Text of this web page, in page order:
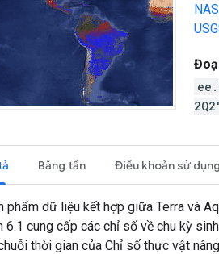
Băng tần Điều khoản sử dụng
phẩm dữ liệu kết hợp giữa Terra và
6.1 cung cấp các chỉ số về chu kỳ
thời gian của Chỉ số thực vật